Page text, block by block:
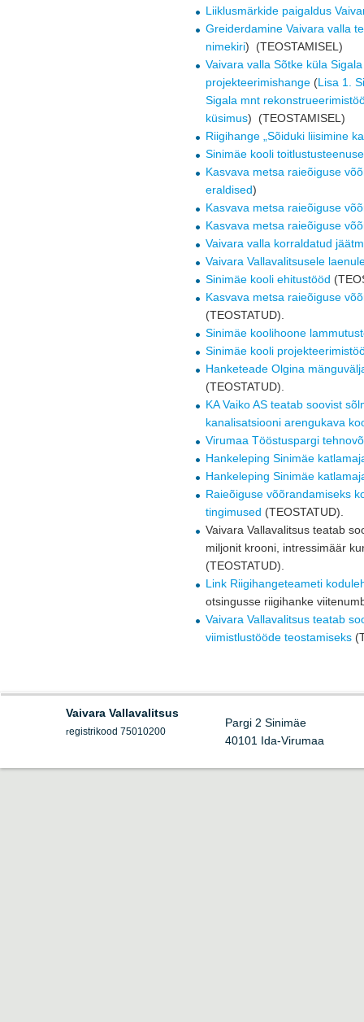
Liiklusmärkide paigaldus
Greiderdamine Vaivara valla
nimekiri) (TEOSTAMISEL)
Vaivara valla Sõtke küla
projekteerimishange (Lisa 1.
Sigala mnt
küsimus) (TEOSTAMISEL)
Riigihange „Sõiduki liisimine
Sinimäe kooli
Kasvava metsa raieõiguse
eraldised)
Kasvava metsa raieõiguse
Kasvava metsa raieõiguse
Vaivara valla korraldatud
Vaivara Vallavalitsusele
Sinimäe kooli ehitustööd
Kasvava metsa raieõiguse
(TEOSTATUD).
Sinimäe koolihoone
Sinimäe kooli
Hanketeade Olgina
(TEOSTATUD).
KA Vaiko AS teatab soovist
kanalisatsiooni arengukava
Virumaa Tööstuspargi
Hankeleping Sinimäe
Hankeleping Sinimäe
Raieõiguse võõrandamiseks
tingimused (TEOSTATUD).
Vaivara Vallavalitsus teatab
miljonit krooni, intressimäär
(TEOSTATUD).
Link Riigihangeteameti
otsingusse riigihanke
Vaivara Vallavalitsus teatab
viimistlustööde teostamiseks
Vaivara Vallavalitsus
registrikood 75010200
Pargi 2 Sinimäe
40101 Ida-Virumaa